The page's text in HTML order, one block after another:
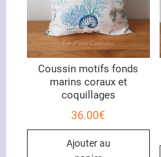
Coussin motifs fonds
marins coraux et
coquillages
36.00€
Ajouter au